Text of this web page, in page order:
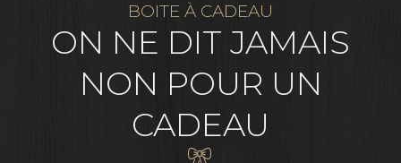
BOITE À CADEAU
ON NE DIT JAMAIS
NON POUR UN
CADEAU